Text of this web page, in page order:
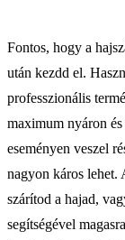
Fontos, hogy a
után kezdd el.
professzionális
maximum nyáron
eseményen veszel
nagyon káros lehet.
szárítod a hajad,
segítségével